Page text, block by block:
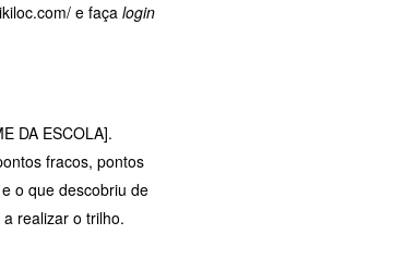
e façalogin
DA ESCOLA].
fracos, pontos
o que descobriu de
realizar o trilho.